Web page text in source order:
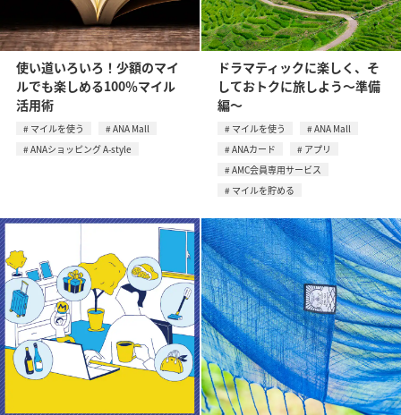
使い道いろいろ！少額のマイ
ルでも楽しめる100％マイル
活用術
マイルを使う
ANA Mall
ANAショッピング A-style
ドラマティックに楽しく、そ
しておトクに旅しよう～準備
編～
マイルを使う
ANA Mall
ANAカード
アプリ
AMC会員専用サービス
マイルを貯める